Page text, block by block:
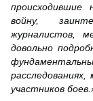
войну,
журналистов,
довольно
расследованиях,
участников